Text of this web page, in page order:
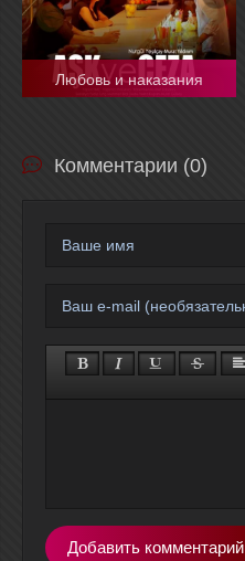
Любовь и наказания
Комментарии (0)
Добавить комментарий